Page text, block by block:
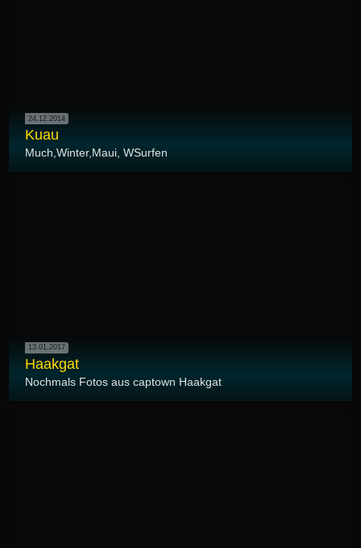
24.12.2014
Kuau
Much,Winter,Maui, WSurfen
13.01.2017
Haakgat
Nochmals Fotos aus captown Haakgat